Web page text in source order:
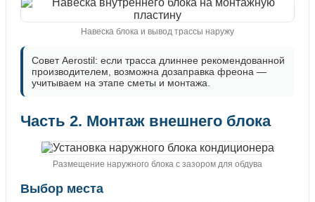
Навеска блока и вывод трассы наружу
Совет Aerostil: если трасса длиннее рекомендованной
производителем, возможна дозаправка фреона —
учитываем на этапе сметы и монтажа.
Часть 2. Монтаж внешнего блока
Размещение наружного блока с зазором для обдува
Выбор места